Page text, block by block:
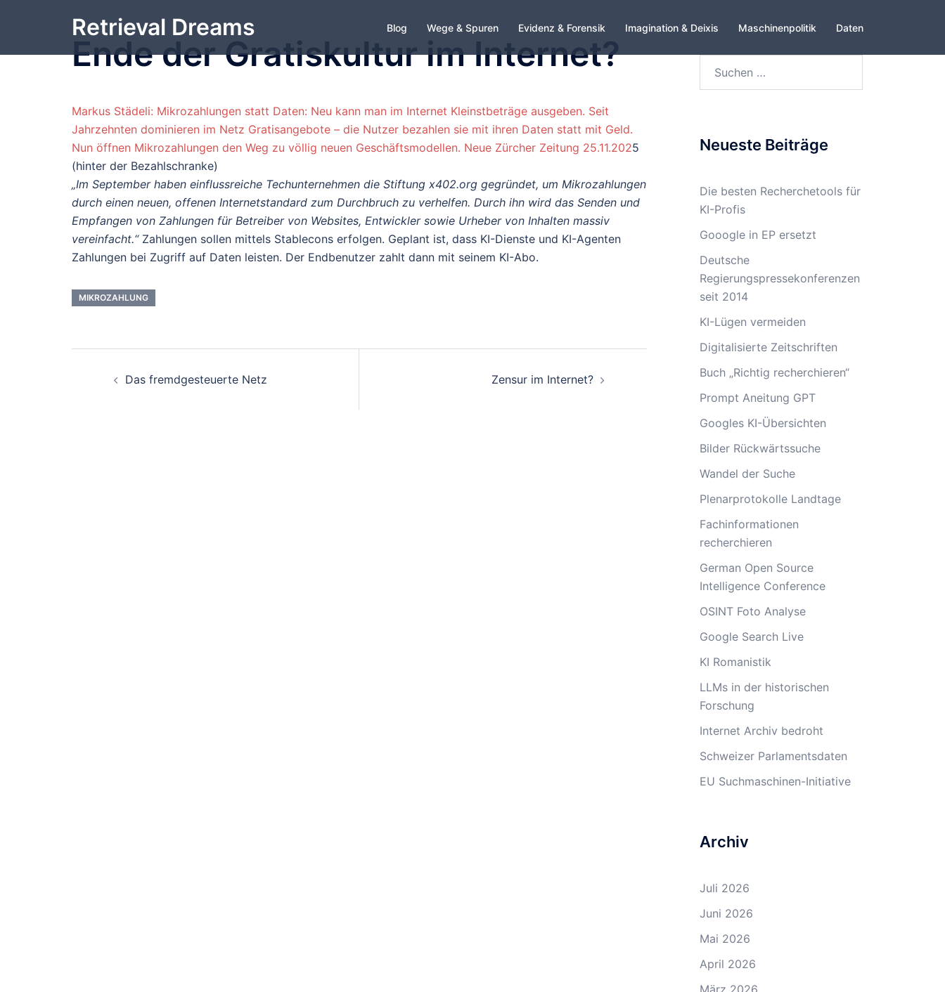
Retrieval Dreams Blog Wege & Spuren Evidenz & Forensik Imagination & Deixis Maschinenpolitik Daten
Ende der Gratiskultur im Internet?
Markus Städeli: Mikrozahlungen statt Daten: Neu kann man im Internet Kleinstbeträge ausgeben. Seit
Jahrzehnten dominieren im Netz Gratisangebote – die Nutzer bezahlen sie mit ihren Daten statt mit Geld.
Nun öffnen Mikrozahlungen den Weg zu völlig neuen Geschäftsmodellen. Neue Zürcher Zeitung 25.11.2025
(hinter der Bezahlschranke)
„Im September haben einflussreiche Techunternehmen die Stiftung x402.org gegründet, um Mikrozahlungen
durch einen neuen, offenen Internetstandard zum Durchbruch zu verhelfen. Durch ihn wird das Senden und
Empfangen von Zahlungen für Betreiber von Websites, Entwickler sowie Urheber von Inhalten massiv
vereinfacht.“Zahlungen sollen mittels Stablecons erfolgen. Geplant ist, dass KI-Dienste und KI-Agenten
Zahlungen bei Zugriff auf Daten leisten. Der Endbenutzer zahlt dann mit seinem KI-Abo.
MIKROZAHLUNG
Beitrags-
Das fremdgesteuerte Netz Zensur im Internet?
Neueste Beiträge
Die besten Recherchetools für
KI-Profis
Gooogle in EP ersetzt
Deutsche
Regierungspressekonferenzen
seit 2014
KI-Lügen vermeiden
Digitalisierte Zeitschriften
Buch „Richtig recherchieren“
Prompt Aneitung GPT
Googles KI-Übersichten
Bilder Rückwärtssuche
Wandel der Suche
Plenarprotokolle Landtage
Fachinformationen
recherchieren
German Open Source
Intelligence Conference
OSINT Foto Analyse
Google Search Live
KI Romanistik
LLMs in der historischen
Forschung
Internet Archiv bedroht
Schweizer Parlamentsdaten
EU Suchmaschinen-Initiative
Archiv
Juli 2026
Juni 2026
Mai 2026
April 2026
März 2026